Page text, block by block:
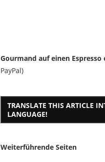
Gourmand auf einen Espresso
PayPal)
TRANSLATE THIS ARTICLE
LANGUAGE!
Weiterführende Seiten